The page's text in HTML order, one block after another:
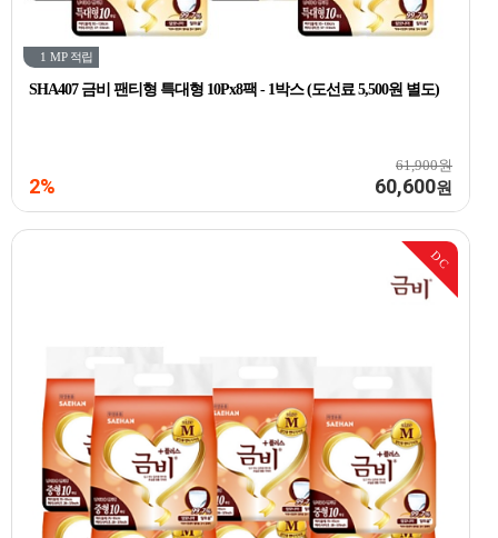
1 MP 적립
SHA407 금비 팬티형 특대형 10Px8팩 - 1박스 (도선료 5,500원 별도)
61,900원
2% 60,600원
DC